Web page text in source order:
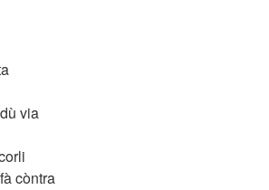
via
còntra